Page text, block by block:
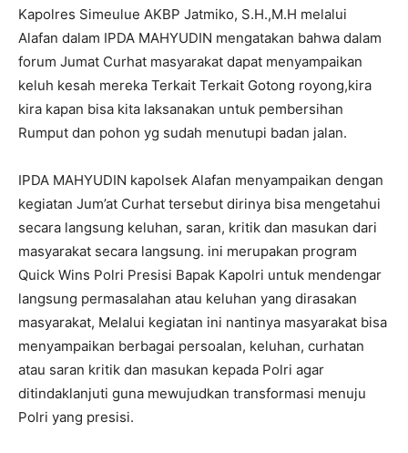
Kapolres Simeulue AKBP Jatmiko, S.H.,M.H melalui
Alafan dalam IPDA MAHYUDIN mengatakan bahwa dalam
forum Jumat Curhat masyarakat dapat menyampaikan
keluh kesah mereka Terkait Terkait Gotong royong,kira
kira kapan bisa kita laksanakan untuk pembersihan
Rumput dan pohon yg sudah menutupi badan jalan.
IPDA MAHYUDIN kapolsek Alafan menyampaikan dengan
kegiatan Jum’at Curhat tersebut dirinya bisa mengetahui
secara langsung keluhan, saran, kritik dan masukan dari
masyarakat secara langsung. ini merupakan program
Quick Wins Polri Presisi Bapak Kapolri untuk mendengar
langsung permasalahan atau keluhan yang dirasakan
masyarakat, Melalui kegiatan ini nantinya masyarakat bisa
menyampaikan berbagai persoalan, keluhan, curhatan
atau saran kritik dan masukan kepada Polri agar
ditindaklanjuti guna mewujudkan transformasi menuju
Polri yang presisi.